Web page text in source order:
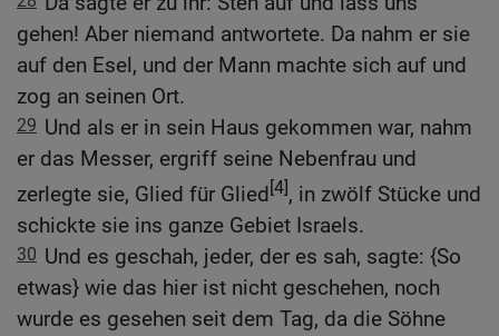
gehen! Aber niemand antwortete. Da nahm er sie
auf den Esel, und der Mann machte sich auf und
zog an seinen Ort.
29 Und als er in sein Haus gekommen war, nahm
er das Messer, ergriff seine Nebenfrau und
zerlegte sie, Glied für Glied[4], in zwölf Stücke und
schickte sie ins ganze Gebiet Israels.
30 Und es geschah, jeder, der es sah, sagte: {So
etwas} wie das hier ist nicht geschehen, noch
wurde es gesehen seit dem Tag, da die Söhne